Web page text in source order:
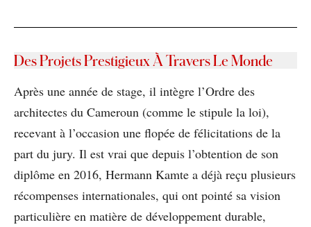
Des Projets Prestigieux À Travers Le Monde
Après une année de stage, il intègre l’Ordre des
architectes du Cameroun (comme le stipule la loi),
recevant à l’occasion une flopée de félicitations de la
part du jury. Il est vrai que depuis l’obtention de son
diplôme en 2016, Hermann Kamte a déjà reçu plusieurs
récompenses internationales, qui ont pointé sa vision
particulière en matière de développement durable,